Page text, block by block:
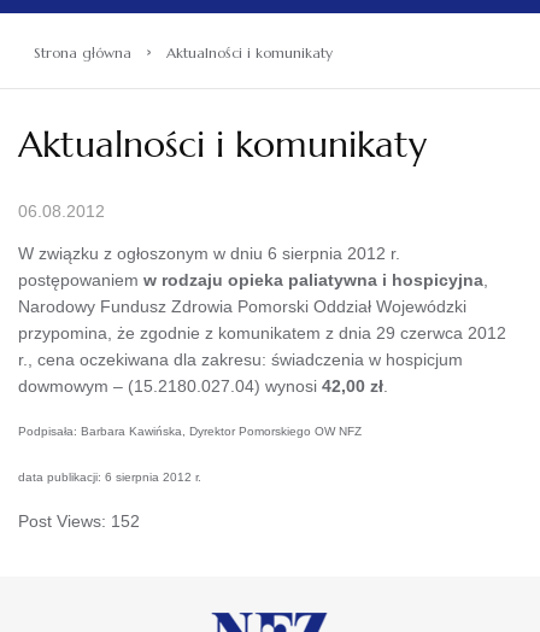
Strona główna › Aktualności i komunikaty
Aktualności i komunikaty
06.08.2012
W związku z ogłoszonym w dniu 6 sierpnia 2012 r.
postępowaniem w rodzaju opieka paliatywna i hospicyjna
Narodowy Fundusz Zdrowia Pomorski Oddział Wojewódzki
przypomina, że zgodnie z komunikatem z dnia 29 czerwca 2012
r., cena oczekiwana dla zakresu: świadczenia w hospicjum
dowmowym – (15.2180.027.04) wynosi 42,00 zł
Podpisała: Barbara Kawińska, Dyrektor Pomorskiego OW NFZ
data publikacji: 6 sierpnia 2012 r.
Post Views: 152